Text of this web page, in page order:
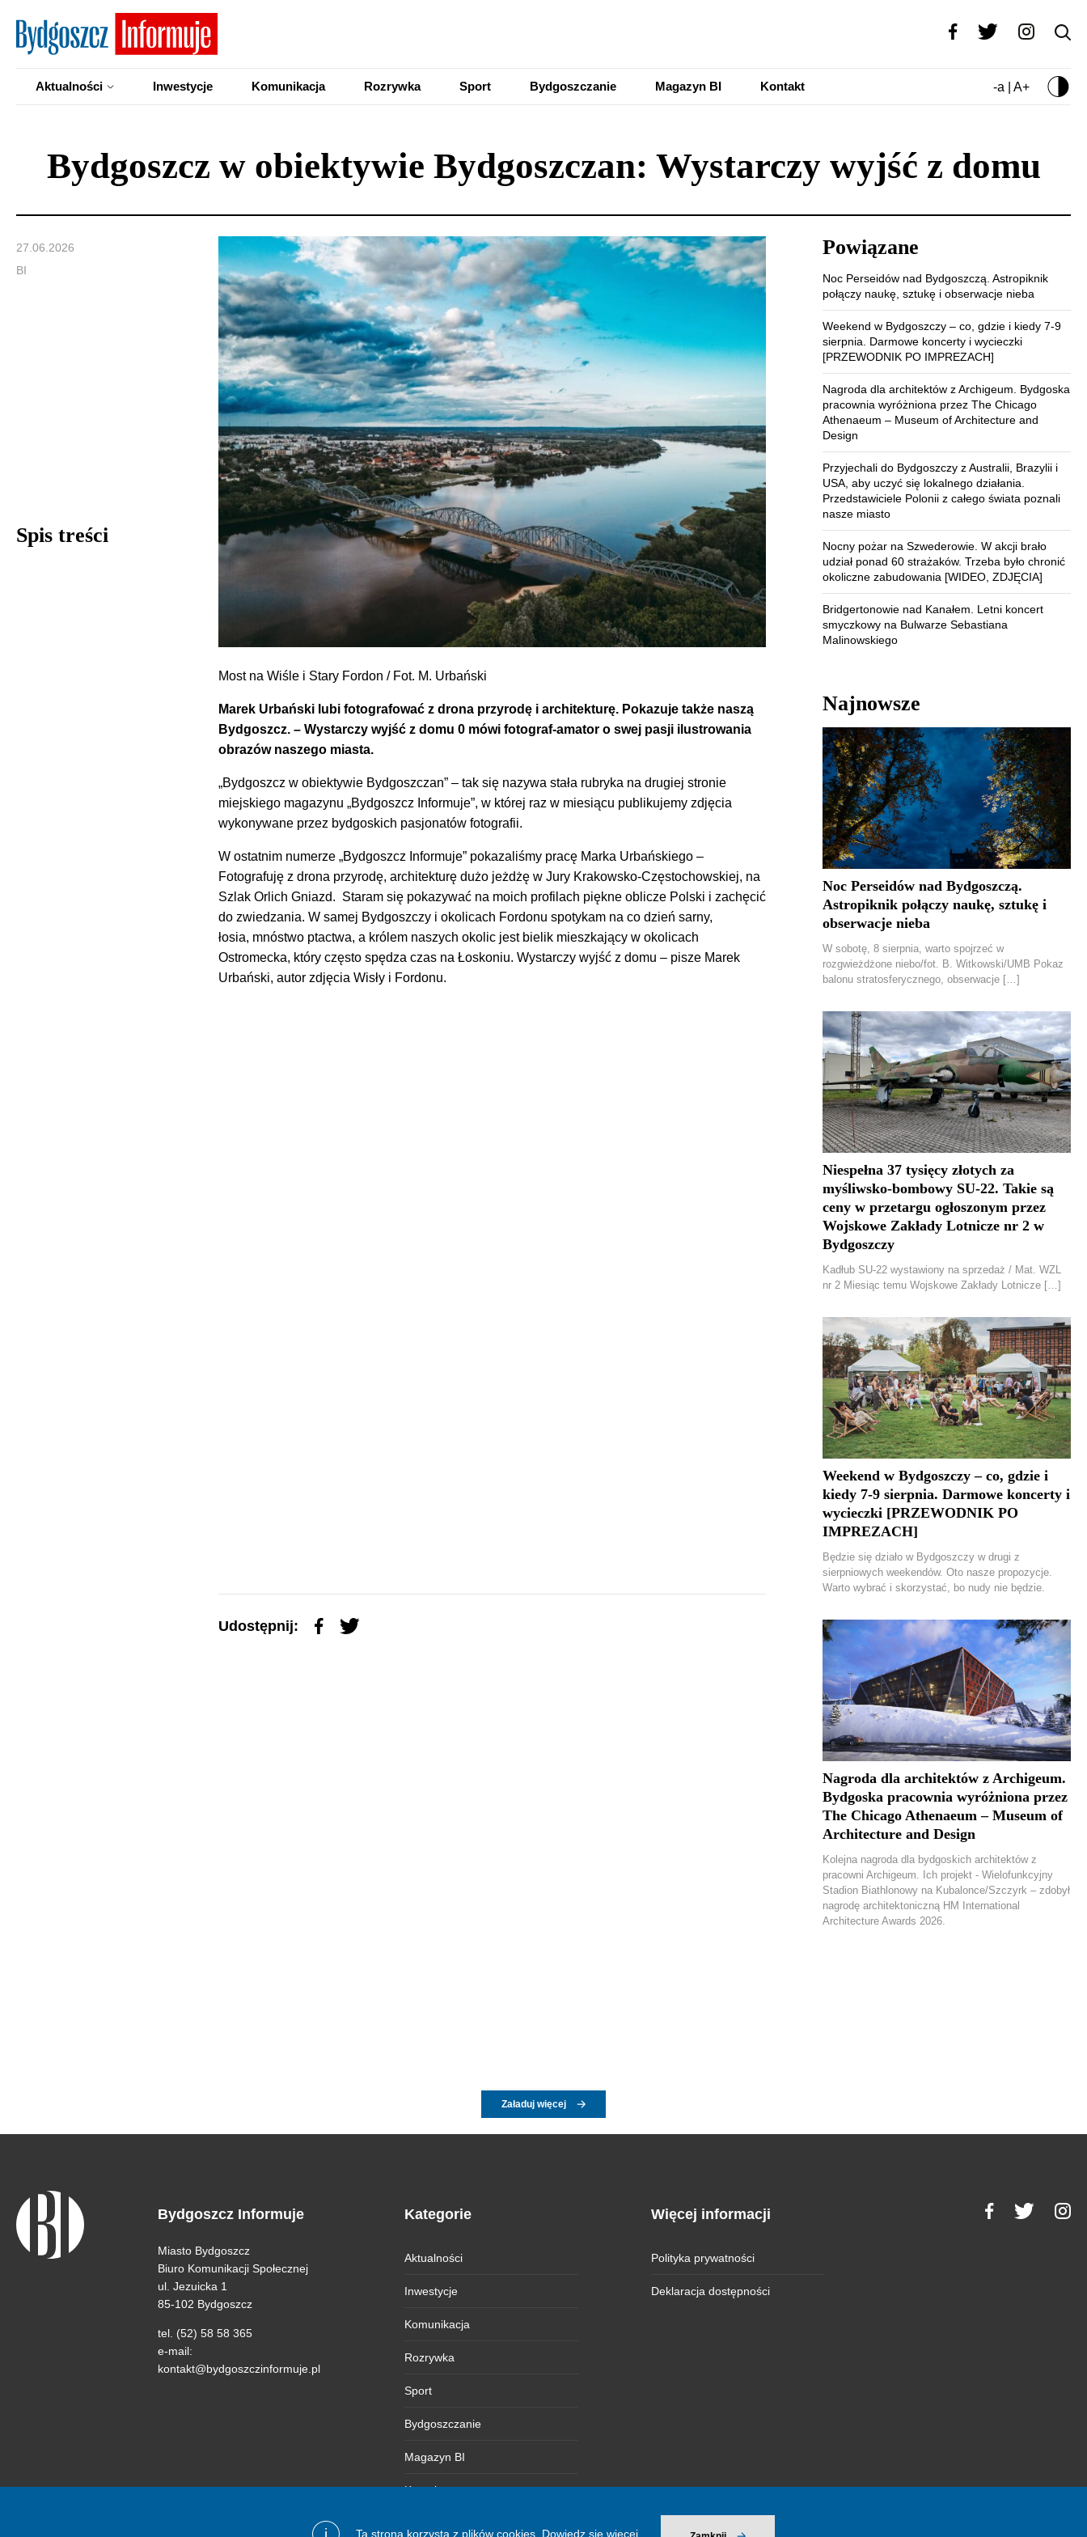
Ta strona korzysta z plików cookies. Dowiedz się więcej.
Aktualności Inwestycje Komunikacja Rozrywka Sport Bydgoszczanie Magazyn BI Kontakt -a | A+
Bydgoszcz w obiektywie Bydgoszczan: Wystarczy wyjść z domu
27.06.2026
BI
Spis treści
Most na Wiśle i Stary Fordon / Fot. M. Urbański
Marek Urbański lubi fotografować z drona przyrodę i architekturę. Pokazuje także naszą
Bydgoszcz. – Wystarczy wyjść z domu 0 mówi fotograf-amator o swej pasji ilustrowania
obrazów naszego miasta.
„Bydgoszcz w obiektywie Bydgoszczan” – tak się nazywa stała rubryka na drugiej stronie
miejskiego magazynu „Bydgoszcz Informuje”, w której raz w miesiącu publikujemy zdjęcia
wykonywane przez bydgoskich pasjonatów fotografii.
W ostatnim numerze „Bydgoszcz Informuje” pokazaliśmy pracę Marka Urbańskiego –
Fotografuję z drona przyrodę, architekturę dużo jeżdżę w Jury Krakowsko-Częstochowskiej, na
Szlak Orlich Gniazd. Staram się pokazywać na moich profilach piękne oblicze Polski i zachęcić
do zwiedzania. W samej Bydgoszczy i okolicach Fordonu spotykam na co dzień sarny,
łosia, mnóstwo ptactwa, a królem naszych okolic jest bielik mieszkający w okolicach
Ostromecka, który często spędza czas na Łoskoniu. Wystarczy wyjść z domu – pisze Marek
Urbański, autor zdjęcia Wisły i Fordonu.
Udostępnij:
Powiązane
Noc Perseidów nad Bydgoszczą. Astropiknik
połączy naukę, sztukę i obserwacje nieba
Weekend w Bydgoszczy – co, gdzie i kiedy 7-9
sierpnia. Darmowe koncerty i wycieczki
[PRZEWODNIK PO IMPREZACH]
Nagroda dla architektów z Archigeum. Bydgoska
pracownia wyróżniona przez The Chicago
Athenaeum – Museum of Architecture and
Design
Przyjechali do Bydgoszczy z Australii, Brazylii i
USA, aby uczyć się lokalnego działania.
Przedstawiciele Polonii z całego świata poznali
nasze miasto
Nocny pożar na Szwederowie. W akcji brało
udział ponad 60 strażaków. Trzeba było chronić
okoliczne zabudowania [WIDEO, ZDJĘCIA]
Bridgertonowie nad Kanałem. Letni koncert
smyczkowy na Bulwarze Sebastiana
Malinowskiego
Najnowsze
Noc Perseidów nad Bydgoszczą.
Astropiknik połączy naukę, sztukę i
obserwacje nieba
W sobotę, 8 sierpnia, warto spojrzeć w
rozgwieżdżone niebo/fot. B. Witkowski/UMB Pokaz
balonu stratosferycznego, obserwacje […]
Niespełna 37 tysięcy złotych za
myśliwsko-bombowy SU-22. Takie są
ceny w przetargu ogłoszonym przez
Wojskowe Zakłady Lotnicze nr 2 w
Bydgoszczy
Kadłub SU-22 wystawiony na sprzedaż / Mat. WZL
nr 2 Miesiąc temu Wojskowe Zakłady Lotnicze […]
Weekend w Bydgoszczy – co, gdzie i
kiedy 7-9 sierpnia. Darmowe koncerty i
wycieczki [PRZEWODNIK PO
IMPREZACH]
Będzie się działo w Bydgoszczy w drugi z
sierpniowych weekendów. Oto nasze propozycje.
Warto wybrać i skorzystać, bo nudy nie będzie.
Nagroda dla architektów z Archigeum.
Bydgoska pracownia wyróżniona przez
The Chicago Athenaeum – Museum of
Architecture and Design
Kolejna nagroda dla bydgoskich architektów z
pracowni Archigeum. Ich projekt - Wielofunkcyjny
Stadion Biathlonowy na Kubalonce/Szczyrk – zdobył
nagrodę architektoniczną HM International
Architecture Awards 2026.
Załaduj więcej
Bydgoszcz Informuje
Miasto Bydgoszcz
Biuro Komunikacji Społecznej
ul. Jezuicka 1
85-102 Bydgoszcz
tel. (52) 58 58 365
e-mail:
kontakt@bydgoszczinformuje.pl
Kategorie
Aktualności
Inwestycje
Komunikacja
Rozrywka
Sport
Bydgoszczanie
Magazyn BI
Kontakt
Więcej informacji
Polityka prywatności
Deklaracja dostępności